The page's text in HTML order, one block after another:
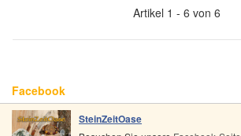
Artikel 1 - 6 von 6
Facebook
SteinZeitOase